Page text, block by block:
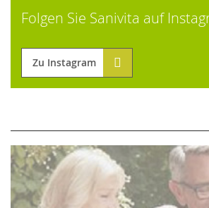
Folgen Sie Sanivita auf
Zu Instagram